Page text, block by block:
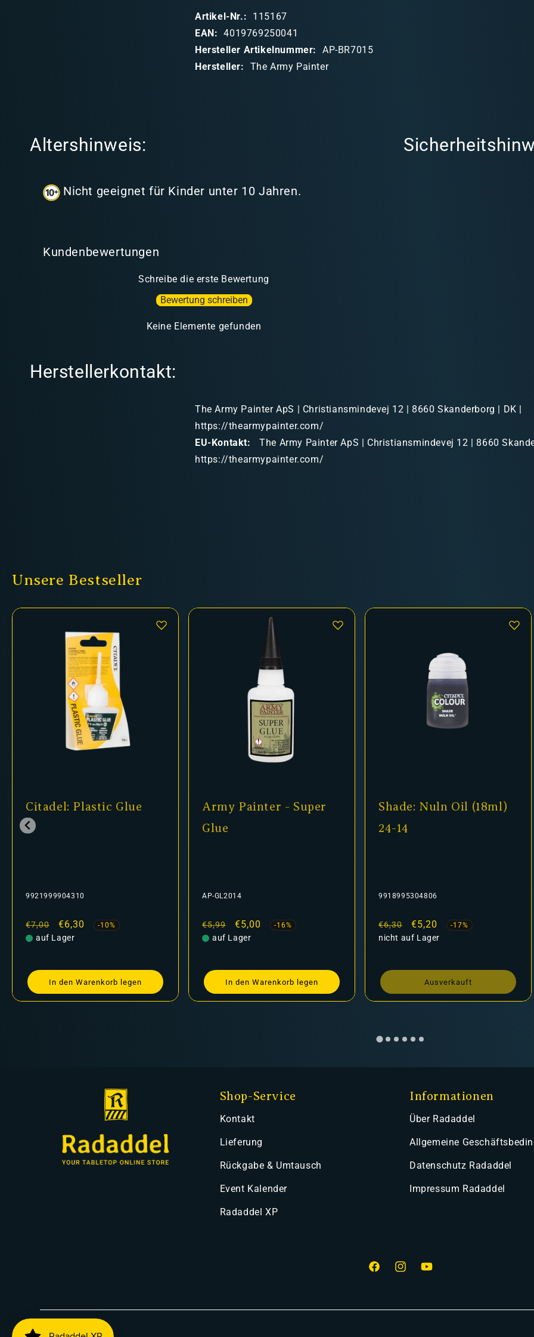
n
Artikel-Nr.:
115167
EAN:
4019769250041
Hersteller Artikelnummer:
AP-BR7015
Hersteller:
The Army Painter
Altershinweis:
Nicht geeignet für Kinder unter 10 Jahren.
Kundenbewertungen
Schreibe die erste Bewertung
Bewertung schreiben
Keine Elemente gefunden
Herstellerkontakt:
The Army Painter ApS | Christiansmindevej 12 | 8660 Skanderborg | DK |
https://thearmypainter.com/
EU-Kontakt:
The Army Painter ApS | Christiansmindevej 12 | 8660
https://thearmypainter.com/
Unsere Bestseller
Citadel: Plastic Glue
9921999904310
Normaler
Preis
€7,00 Verkaufspreis
€6,30 -10%
auf Lager
In den Warenkorb legen
Army Painter - Super
Glue
AP-GL2014
Normaler
Preis
€5,99 Verkaufspreis
€5,00 -16%
auf Lager
In den Warenkorb legen
Shade: Nuln Oil (18ml)
24-14
9918995304806
Normaler
Preis
€6,30 Verkaufspreis
€5,20 -17%
nicht auf Lager
Ausverkauft
Shop-Service
Kontakt
Lieferung
Rückgabe & Umtausch
Event Kalender
Radaddel XP
Informationen
Über Radaddel
Allgemeine
Datenschutz Radaddel
Impressum Radaddel
FacebookInstagramYouTube